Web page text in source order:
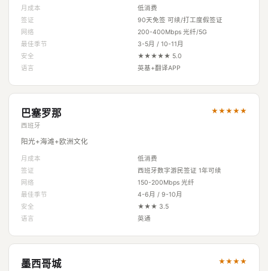
月成本
低消费
签证
90天免签 可续/打工度假签证
网络
200-400Mbps 光纤/5G
最佳季节
3-5月 / 10-11月
安全
★★★★★ 5.0
语言
英基+翻译APP
巴塞罗那
西班牙
★★★★★
阳光+海滩+欧洲文化
月成本
低消费
签证
西班牙数字游民签证 1年可续
网络
150-200Mbps 光纤
最佳季节
4-6月 / 9-10月
安全
★★★ 3.5
语言
英通
墨西哥城 ★★★★